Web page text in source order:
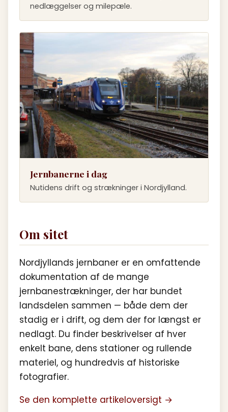
nedlæggelser og milepæle.
Jernbanerne i dag
Nutidens drift og strækninger i Nordjylland.
Om sitet
Nordjyllands jernbaner er en omfattende
dokumentation af de mange
jernbanestrækninger, der har bundet
landsdelen sammen — både dem der
stadig er i drift, og dem der for længst er
nedlagt. Du finder beskrivelser af hver
enkelt bane, dens stationer og rullende
materiel, og hundredvis af historiske
fotografier.
Se den komplette artikeloversigt →